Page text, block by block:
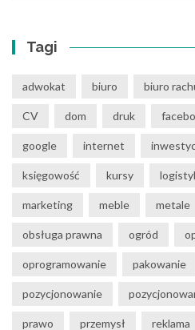
Tagi
adwokat biuro biuro
CV dom druk
google internet
księgowość kursy
marketing meble metale
obsługa prawna ogród
oprogramowanie pakowanie
pozycjonowanie
prawo przemysł reklama